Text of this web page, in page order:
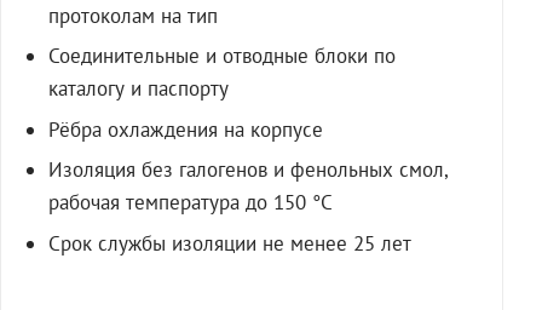
протоколам на тип
Соединительные и отводные блоки по
каталогу и паспорту
Рёбра охлаждения на корпусе
Изоляция без галогенов и фенольных смол,
рабочая температура до 150 °C
Срок службы изоляции не менее 25 лет